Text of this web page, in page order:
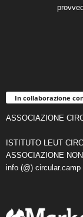
In collaborazione
ASSOCIAZIONE
ISTITUTO LEUT
ASSOCIAZIONE
info (@) circular.camp